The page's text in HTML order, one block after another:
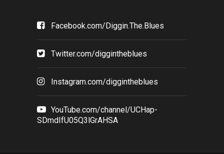
Facebook.com/Diggin.The.Blues
Twitter.com/diggintheblues
Instagram.com/diggintheblues
YouTube.com/channel/UCHap-
SDmdIfU05Q3lGrAHSA